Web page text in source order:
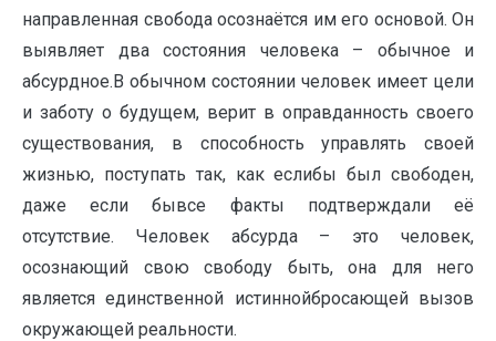
направленная свобода осознаётся им его основой. Он
выявляет два состояния человека – обычное и
абсурдное.В обычном состоянии человек имеет цели
и заботу о будущем, верит в оправданность своего
существования, в способность управлять своей
жизнью, поступать так, как еслибы был свободен,
даже если бывсе факты подтверждали её
отсутствие. Человек абсурда – это человек,
осознающий свою свободу быть, она для него
является единственной истиннойбросающей вызов
окружающей реальности.